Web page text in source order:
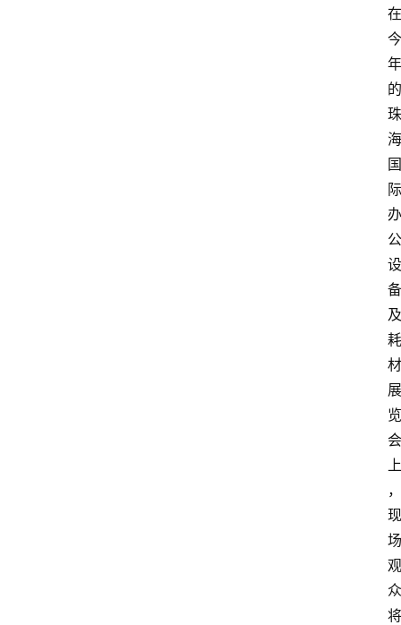
在
今
年
的
珠
海
国
际
办
公
设
备
及
耗
材
展
览
会
上
，
现
场
观
众
将